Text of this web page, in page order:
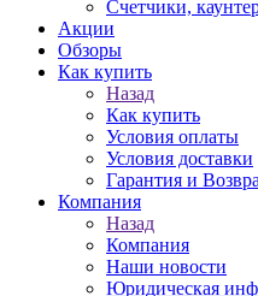
Счетчики,
Акции
Обзоры
Как купить
Назад
Как купить
Условия оплаты
Условия доставки
Гарантия и
Компания
Назад
Компания
Наши новости
Юридическая